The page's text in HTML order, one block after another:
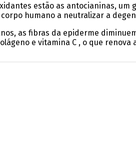
estão as antocianinas, um
humano a neutralizar a
as fibras da epiderme
e vitamina C , o que renova